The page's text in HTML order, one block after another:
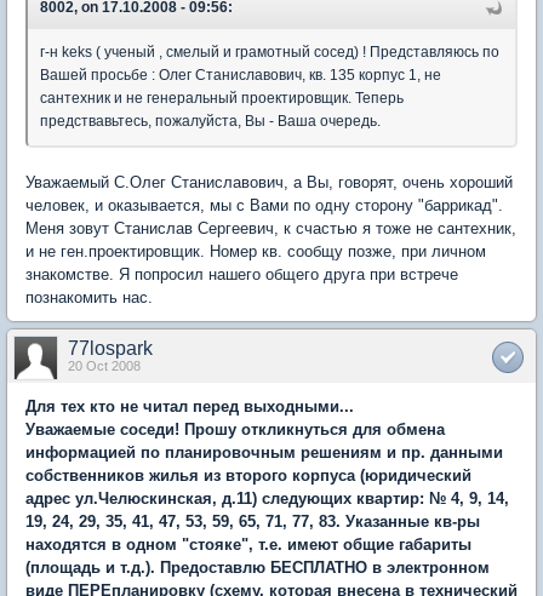
8002, on 17.10.2008 - 09:56:
г-н keks ( ученый , смелый и грамотный сосед) ! Представляюсь по
Вашей просьбе : Олег Станиславович, кв. 135 корпус 1, не
сантехник и не генеральный проектировщик. Теперь
предствавьтесь, пожалуйста, Вы - Ваша очередь.
Уважаемый С.Олег Станиславович, а Вы, говорят, очень хороший
человек, и оказывается, мы с Вами по одну сторону "баррикад".
Меня зовут Станислав Сергеевич, к счастью я тоже не сантехник,
и не ген.проектировщик. Номер кв. сообщу позже, при личном
знакомстве. Я попросил нашего общего друга при встрече
познакомить нас.
77lospark
20 Oct 2008
Для тех кто не читал перед выходными...
Уважаемые соседи! Прошу откликнуться для обмена
информацией по планировочным решениям и пр. данными
собственников жилья из второго корпуса (юридический
адрес ул.Челюскинская, д.11) следующих квартир: № 4, 9, 14,
19, 24, 29, 35, 41, 47, 53, 59, 65, 71, 77, 83. Указанные кв-ры
находятся в одном "стояке", т.е. имеют общие габариты
(площадь и т.д.). Предоставлю БЕСПЛАТНО в электронном
виде ПЕРЕпланировку (схему, которая внесена в технический